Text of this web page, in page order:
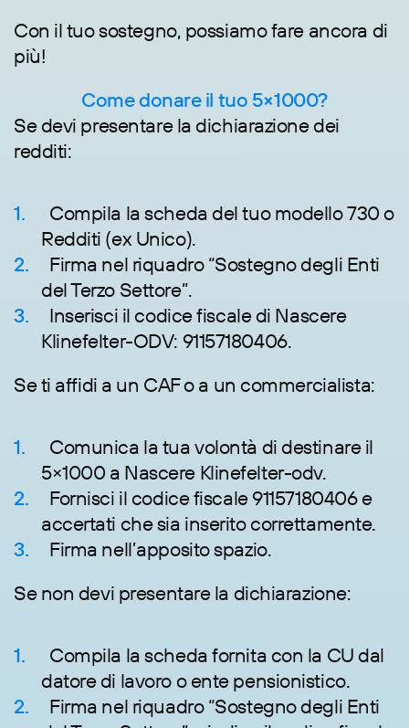
Con il tuo sostegno, possiamo fare ancora di
più!
Come donare il tuo 5×1000?
Se devi presentare la dichiarazione dei
redditi:
Compila la scheda del tuo modello 730 o
Redditi (ex Unico).
Firma nel riquadro “Sostegno degli Enti
del Terzo Settore”.
Inserisci il codice fiscale di Nascere
Klinefelter-ODV: 91157180406.
Se ti affidi a un CAF o a un commercialista:
Comunica la tua volontà di destinare il
5×1000 a Nascere Klinefelter-odv.
Fornisci il codice fiscale 91157180406 e
accertati che sia inserito correttamente.
Firma nell’apposito spazio.
Se non devi presentare la dichiarazione:
Compila la scheda fornita con la CU dal
datore di lavoro o ente pensionistico.
Firma nel riquadro “Sostegno degli Enti